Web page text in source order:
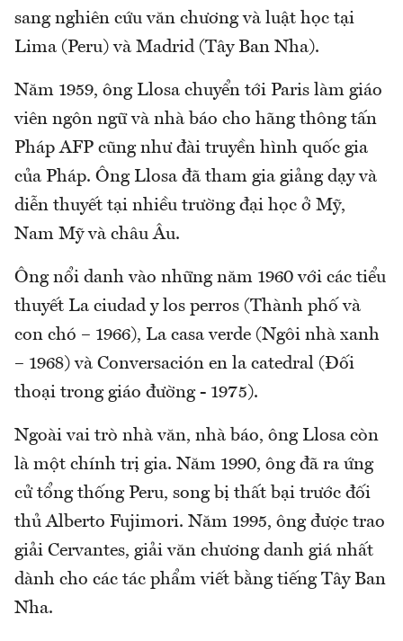
sang nghiên cứu văn chương và luật học tại
Lima (Peru) và Madrid (Tây Ban Nha).
Năm 1959, ông Llosa chuyển tới Paris làm giáo
viên ngôn ngữ và nhà báo cho hãng thông tấn
Pháp AFP cũng như đài truyền hình quốc gia
của Pháp. Ông Llosa đã tham gia giảng dạy và
diễn thuyết tại nhiều trường đại học ở Mỹ,
Nam Mỹ và châu Âu.
Ông nổi danh vào những năm 1960 với các tiểu
thuyết La ciudad y los perros (Thành phố và
con chó – 1966), La casa verde (Ngôi nhà xanh
– 1968) và Conversación en la catedral (Đối
thoại trong giáo đường - 1975).
Ngoài vai trò nhà văn, nhà báo, ông Llosa còn
là một chính trị gia. Năm 1990, ông đã ra ứng
cử tổng thống Peru, song bị thất bại trước đối
thủ Alberto Fujimori. Năm 1995, ông được trao
giải Cervantes, giải văn chương danh giá nhất
dành cho các tác phẩm viết bằng tiếng Tây Ban
Nha.